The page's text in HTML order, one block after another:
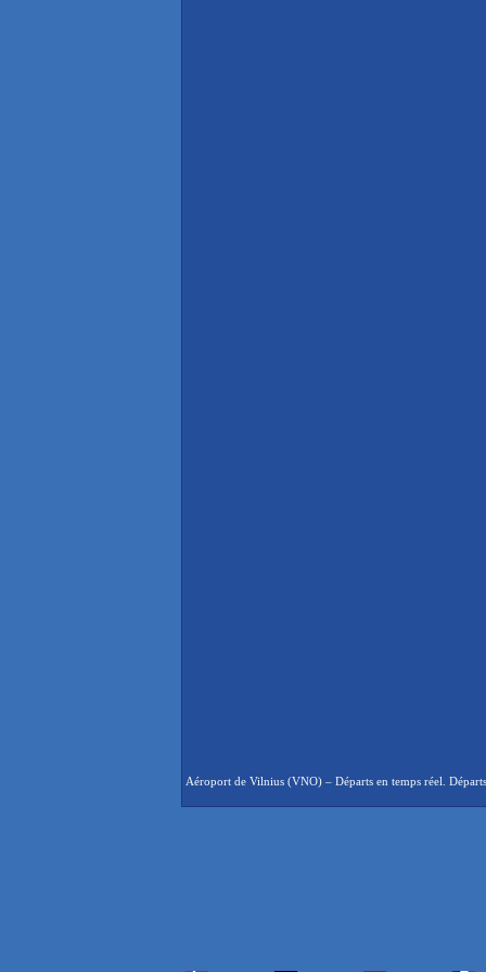
Aéroport de Vilnius (VNO) – Départs en temps réel.